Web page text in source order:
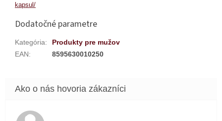
kapsul/
Dodatočné parametre
Kategória:
Produkty pre mužov
EAN: 8595630010250